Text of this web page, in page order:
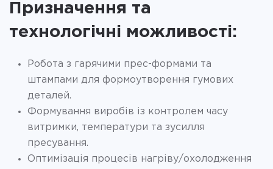
Призначення та
технологічні можливості:
Робота з гарячими прес-формами та
штампами для формоутворення гумових
деталей.
Формування виробів із контролем часу
витримки, температури та зусилля
пресування.
Оптимізація процесів нагріву/охолодження